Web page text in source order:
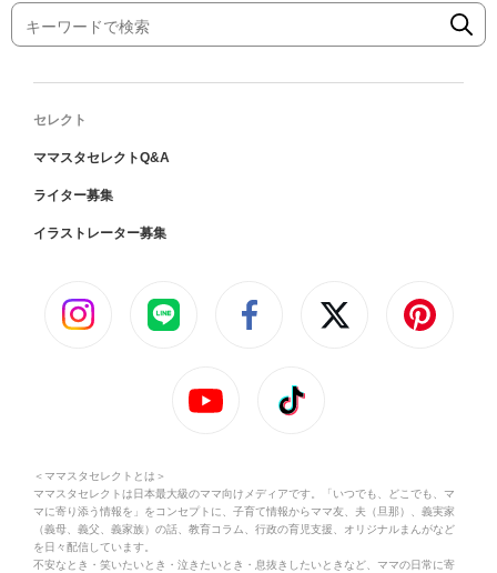
セレクト
ママスタセレクトQ&A
ライター募集
イラストレーター募集
＜ママスタセレクトとは＞
ママスタセレクトは日本最大級のママ向けメディアです。「いつでも、どこでも、マ
マに寄り添う情報を」をコンセプトに、子育て情報からママ友、夫（旦那）、義実家
（義母、義父、義家族）の話、教育コラム、行政の育児支援、オリジナルまんがなど
を日々配信しています。
不安なとき・笑いたいとき・泣きたいとき・息抜きしたいときなど、ママの日常に寄